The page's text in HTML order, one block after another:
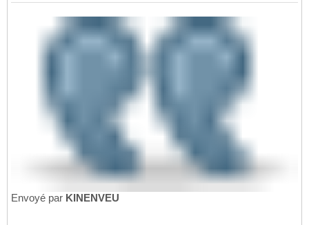
Envoyé par KINENVEU